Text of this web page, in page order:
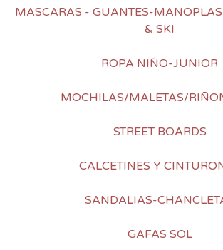
MASCARAS - GUANTES-
& SKI
ROPA NIÑO-JUNIOR
MOCHILAS/MALETAS/
STREET BOARDS
CALCETINES Y
SANDALIAS-
GAFAS SOL